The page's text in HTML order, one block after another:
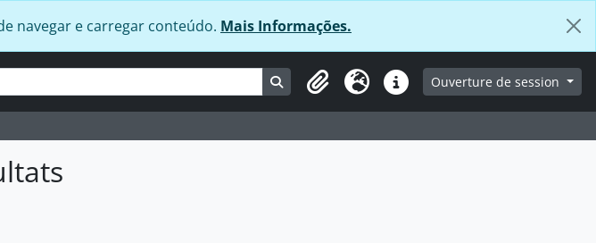
navegar e carregar conteúdo. Mais Informações.
Search in browse page
ClipboardLangueLiens rapidesOuverture de session